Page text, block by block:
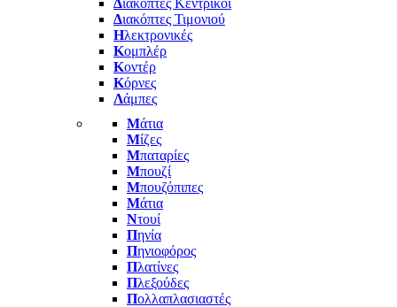
Διακόπτες Κεντρικοί
Διακόπτες Τιμονιού
Ηλεκτρονικές
Κομπλέρ
Κοντέρ
Κόρνες
Λάμπες
Μάτια
Μίζες
Μπαταρίες
Μπουζί
Μπουζόπιπες
Μάτια
Ντουί
Πηνία
Πηνιοφόρος
Πλατίνες
Πλεξούδες
Πολλαπλασιαστές